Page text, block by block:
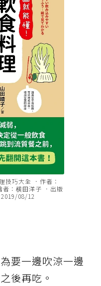
技巧大全 ．作者：
者：横田洋子 ．出版
08/12
要一邊吹涼一邊
後再吃。